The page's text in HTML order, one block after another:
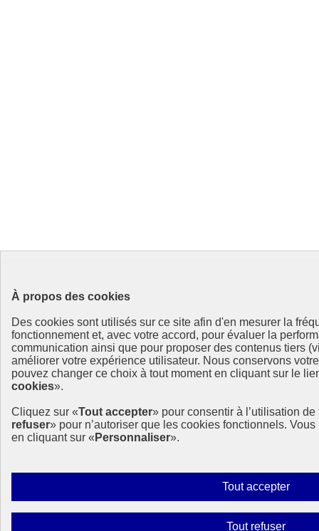
À propos des cookies
Des cookies sont utilisés sur ce site afin d'en mesurer la
fonctionnement et, avec votre accord, pour évaluer la
communication ainsi que pour proposer des contenus tiers
améliorer votre expérience utilisateur. Nous conservons
pouvez changer ce choix à tout moment en cliquant sur le
cookies».
Cliquez sur «Tout accepter» pour consentir à l’utilisation
refuser» pour n’autoriser que les cookies fonctionnels.
en cliquant sur « Personnaliser».
Tout accepter
tous
Tout refuser